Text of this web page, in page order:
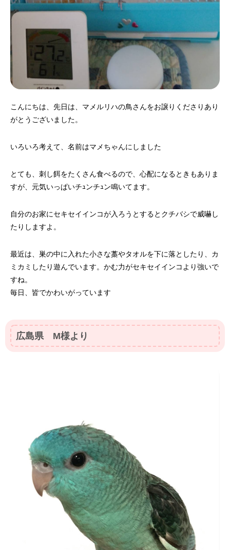
こんにちは、先日は、マメルリハの鳥さんをお譲りくださりあり
がとうございました。
いろいろ考えて、名前はマメちゃんにしました
とても、刺し餌をたくさん食べるので、心配になるときもありま
すが、元気いっぱいチｭンチｭン鳴いてます。
自分のお家にセキセイインコが入ろうとするとクチバシで威嚇し
たりしますよ。
最近は、巣の中に入れた小さな藁やタオルを下に落としたり、カ
ミカミしたり遊んでいます。かむ力がセキセイインコより強いで
すね。
毎日、皆でかわいがっています
広島県 M様より